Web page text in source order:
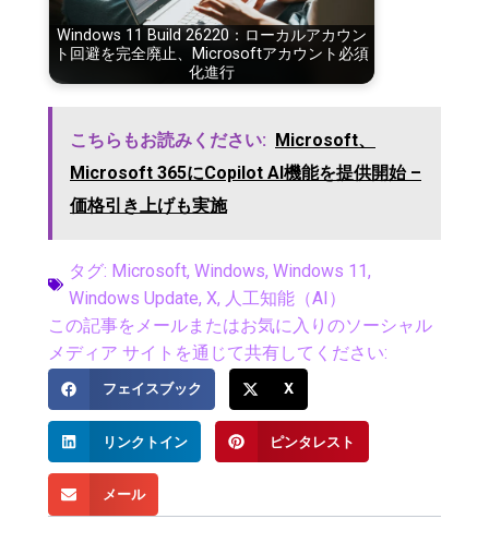
Windows 11 Build 26220：ローカルアカウン
ト回避を完全廃止、Microsoftアカウント必須
化進行
こちらもお読みください: Microsoft、
Microsoft 365にCopilot AI機能を提供開始 –
価格引き上げも実施
タグ: Microsoft, Windows, Windows 11,
Windows Update, X, 人工知能（AI）
この記事をメールまたはお気に入りのソーシャル
メディア サイトを通じて共有してください:
フェイスブック X
リンクトイン ピンタレスト
メール